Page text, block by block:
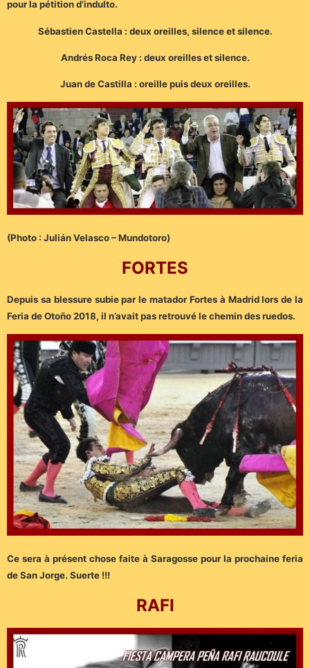
pour la pétition d’indulto.
Sébastien Castella : deux oreilles, silence et silence.
Andrés Roca Rey : deux oreilles et silence.
Juan de Castilla : oreille puis deux oreilles.
(Photo : Julián Velasco – Mundotoro)
FORTES
Depuis sa blessure subie par le matador Fortes à Madrid lors de la
Feria de Otoño 2018, il n’avait pas retrouvé le chemin des ruedos.
Ce sera à présent chose faite à Saragosse pour la prochaine feria
de San Jorge. Suerte !!!
RAFI